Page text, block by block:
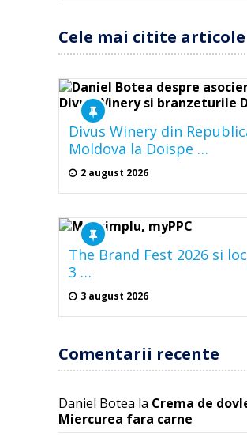
Cele mai citite articole
Divus Winery din
Moldova la Doispe …
2 august 2026
The Brand Fest 2026 si
3 …
3 august 2026
Comentarii recente
Daniel Botea la Crema de
Miercurea fara carne